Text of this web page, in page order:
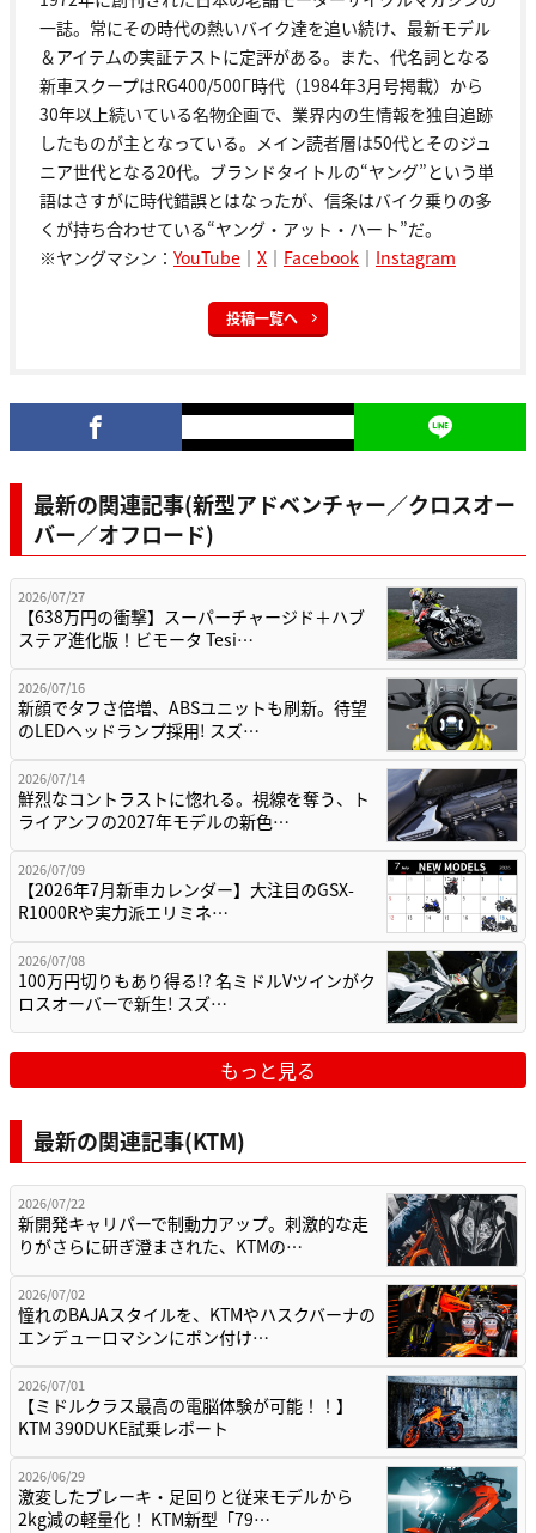
一誌。常にその時代の熱いバイク達を追い続け、最新モデル
＆アイテムの実証テストに定評がある。また、代名詞となる
新車スクープはRG400/500Γ時代（1984年3月号掲載）から
30年以上続いている名物企画で、業界内の生情報を独自追跡
したものが主となっている。メイン読者層は50代とそのジュ
ニア世代となる20代。ブランドタイトルの“ヤング”という単
語はさすがに時代錯誤とはなったが、信条はバイク乗りの多
くが持ち合わせている“ヤング・アット・ハート”だ。
※ヤングマシン： YouTube ｜ X ｜ Facebook ｜ Instagram
投稿一覧へ
最新の関連記事(新型アドベンチャー／クロスオー
バー／オフロード)
2026/07/27
【638万円の衝撃】スーパーチャージド＋ハブ
ステア進化版！ビモータ Tesi…
2026/07/16
新顔でタフさ倍増、ABSユニットも刷新。待望
のLEDヘッドランプ採用! スズ…
2026/07/14
鮮烈なコントラストに惚れる。視線を奪う、ト
ライアンフの2027年モデルの新色…
2026/07/09
【2026年7月新車カレンダー】大注目のGSX-
R1000Rや実力派エリミネ…
2026/07/08
100万円切りもあり得る!? 名ミドルVツインがク
ロスオーバーで新生! スズ…
もっと見る
最新の関連記事(KTM)
2026/07/22
新開発キャリパーで制動力アップ。刺激的な走
りがさらに研ぎ澄まされた、KTMの…
2026/07/02
憧れのBAJAスタイルを、KTMやハスクバーナの
エンデューロマシンにポン付け…
2026/07/01
【ミドルクラス最高の電脳体験が可能！！】
KTM 390DUKE試乗レポート
2026/06/29
激変したブレーキ・足回りと従来モデルから
2kg減の軽量化！ KTM新型「79…